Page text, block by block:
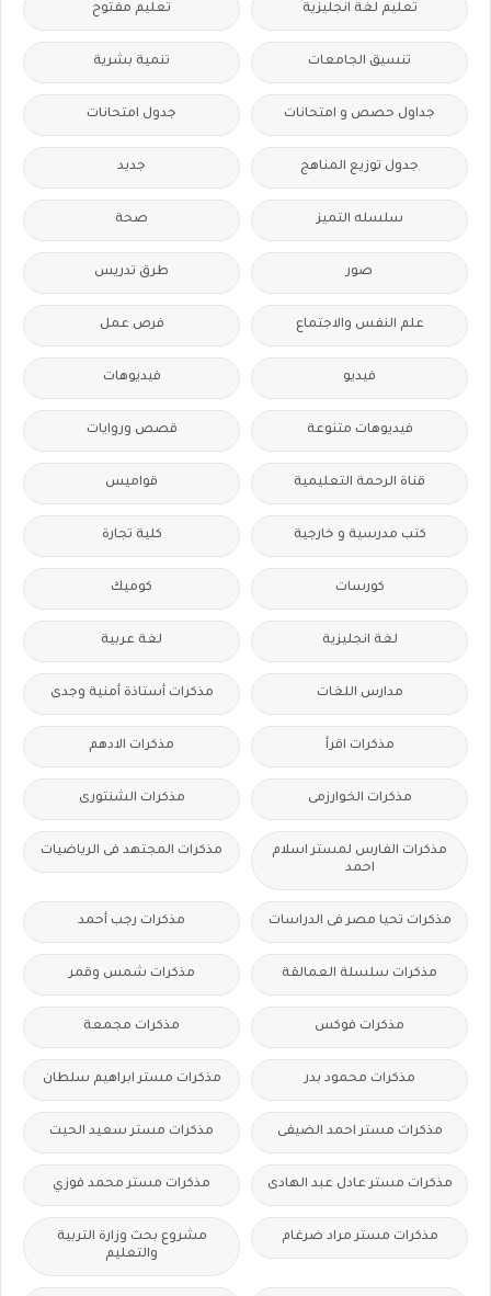
تعليم لغة انجليزية تعليم مفتوح
تنسيق الجامعات تنمية بشرية
جداول حصص و امتحانات جدول امتحانات
جدول توزيع المناهج جديد
سلسله التميز صحة
صور طرق تدريس
علم النفس والاجتماع فرص عمل
فيديو فيديوهات
فيديوهات متنوعة قصص وروايات
قناة الرحمة التعليمية قواميس
كتب مدرسية و خارجية كلية تجارة
كورسات كوميك
لغة انجليزية لغة عربية
مدارس اللغات مذكرات أستاذة أمنية وجدى
مذكرات اقرأ مذكرات الادهم
مذكرات الخوارزمى مذكرات الشنتورى
مذكرات الفارس لمستر اسلام
احمد
مذكرات المجتهد فى الرياضيات
مذكرات تحيا مصر فى الدراسات مذكرات رجب أحمد
مذكرات سلسلة العمالقة مذكرات شمس وقمر
مذكرات فوكس مذكرات مجمعة
مذكرات محمود بدر مذكرات مستر ابراهيم سلطان
مذكرات مستر احمد الضيفى مذكرات مستر سعيد الحيت
مذكرات مستر عادل عبد الهادى مذكرات مستر محمد فوزي
مذكرات مستر مراد ضرغام
مشروع بحث وزارة التربية
والتعليم